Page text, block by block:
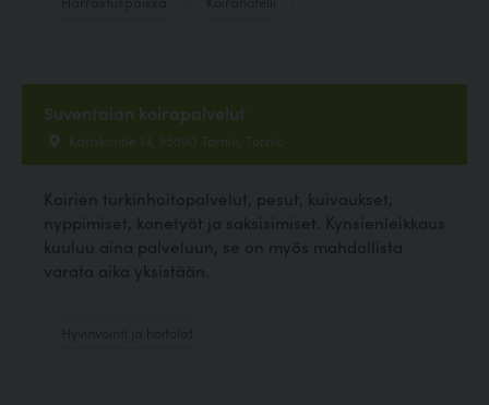
Suventaian koirapalvelut
Katiskontie 14, 95590 Tornio, Tornio
Koirien turkinhoitopalvelut, pesut, kuivaukset,
nyppimiset, konetyöt ja saksisimiset. Kynsienleikkaus
kuuluu aina palveluun, se on myös mahdollista
varata aika yksistään.